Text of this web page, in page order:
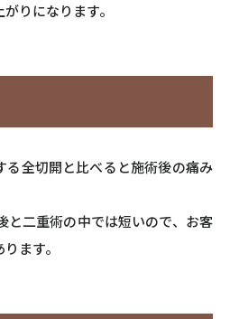
りになります。
る全切開と比べると施術後の痛み
と二重術の中では短いので、お客
ます。